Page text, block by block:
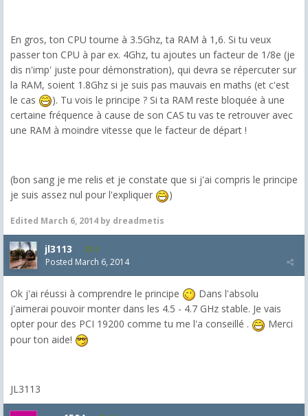
En gros, ton CPU tourne à 3.5Ghz, ta RAM à 1,6. Si tu veux
passer ton CPU à par ex. 4Ghz, tu ajoutes un facteur de 1/8e (je
dis n'imp' juste pour démonstration), qui devra se répercuter sur
la RAM, soient 1.8Ghz si je suis pas mauvais en maths (et c'est
le cas
). Tu vois le principe ? Si ta RAM reste bloquée à une
certaine fréquence à cause de son CAS tu vas te retrouver avec
une RAM à moindre vitesse que le facteur de départ !
(bon sang je me relis et je constate que si j'ai compris le principe
je suis assez nul pour l'expliquer
)
Edited March 6, 2014 by dreadmetis
jl3113 8
Posted March 6, 2014
Ok j'ai réussi à comprendre le principe
Dans l'absolu
j'aimerai pouvoir monter dans les 4.5 - 4.7 GHz stable. Je vais
opter pour des PCI 19200 comme tu me l'a conseillé .
Merci
pour ton aide!
JL3113